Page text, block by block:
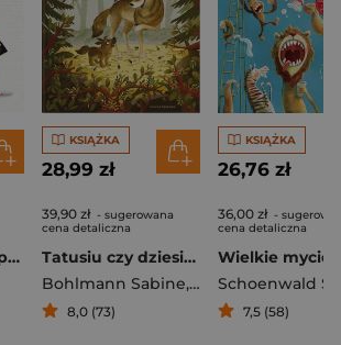
Uczuciometr inspektora Krokodyla
KSIĄŻKA
28,99 zł
39,90 zł - sugerowana
cena detaliczna
Tatusiu czy dziesięć to dużo?
Bohlmann Sabine, Emilia Dziubak
8,0 (73)
KSIĄŻKA
26,76 zł
36,00 zł -
cena detaliczna
7,5 (58)